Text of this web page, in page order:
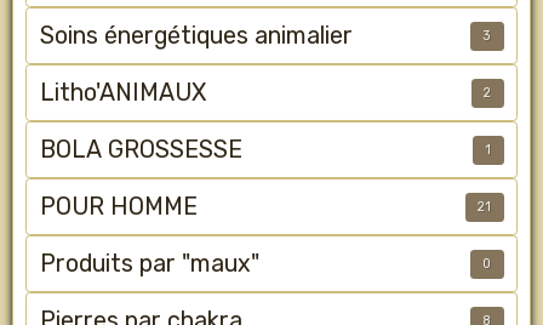
Soins énergétiques animalier 3
Litho'ANIMAUX 2
BOLA GROSSESSE 1
POUR HOMME 21
Produits par "maux" 0
8